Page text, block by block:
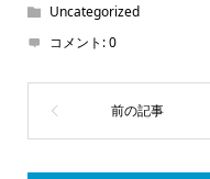
Uncategorized
コメント:0